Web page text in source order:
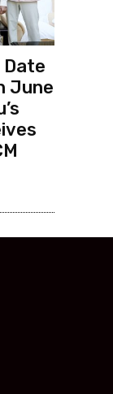
Date
June